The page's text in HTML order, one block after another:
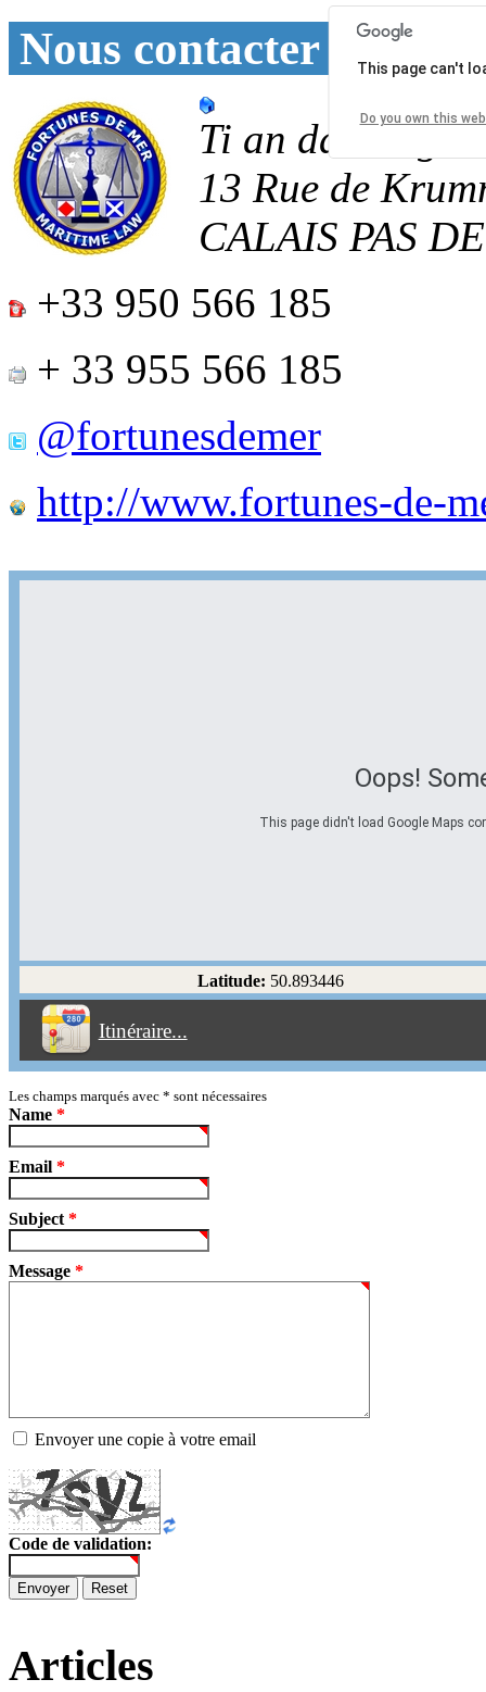
Nous contacter
Ti an
13 Rue de
CALAIS PAS
+33 950 566 185
+ 33 955 566 185
@fortunesdemer
http://www.fortunes-de-
Oops!
This page didn't load Google Maps
This page can't
Do you own this
Latitude: 50.893446
Itinéraire...
Éviter les autoroutes
Éviter les péages
Partir! Reset
Les champs marqués avec * sont nécessaires
Name *
Email *
Subject *
Message *
Envoyer une copie à votre email
Code de validation:
Envoyer Reset
Articles